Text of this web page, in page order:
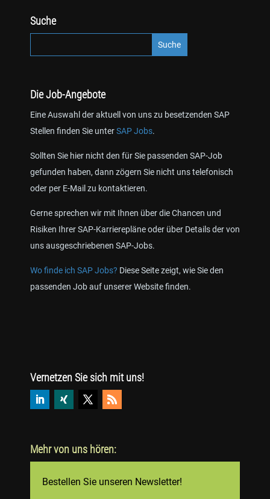
Suche
Die Job-Angebote
Eine Auswahl der aktuell von uns zu besetzenden SAP
Stellen finden Sie unterSAP Jobs.
Sollten Sie hier nicht den für Sie passenden SAP-Job
gefunden haben, dann zögern Sie nicht uns telefonisch
oder per E-Mail zu kontaktieren.
Gerne sprechen wir mit Ihnen über die Chancen und
Risiken Ihrer SAP-Karrierepläne oder über Details der von
uns ausgeschriebenen SAP-Jobs.
Wo finde ich SAP Jobs? Diese Seite zeigt, wie Sie den
passenden Job auf unserer Website finden.
Vernetzen Sie sich mit uns!
Mehr von uns hören:
Bestellen Sie unseren Newsletter!